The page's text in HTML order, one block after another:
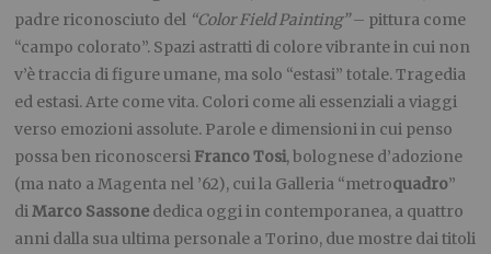
padre riconosciuto del “Color Field Painting”– pittura come
“campo colorato”. Spazi astratti di colore vibrante in cui non
v’è traccia di figure umane, ma solo “estasi” totale. Tragedia
ed estasi. Arte come vita. Colori come ali essenziali a viaggi
verso emozioni assolute. Parole e dimensioni in cui penso
possa ben riconoscersi Franco Tosi, bolognese d’adozione
(ma nato a Magenta nel ’62), cui la Galleria “metroquadro”
di Marco Sassone dedica oggi in contemporanea, a quattro
anni dalla sua ultima personale a Torino, due mostre dai titoli